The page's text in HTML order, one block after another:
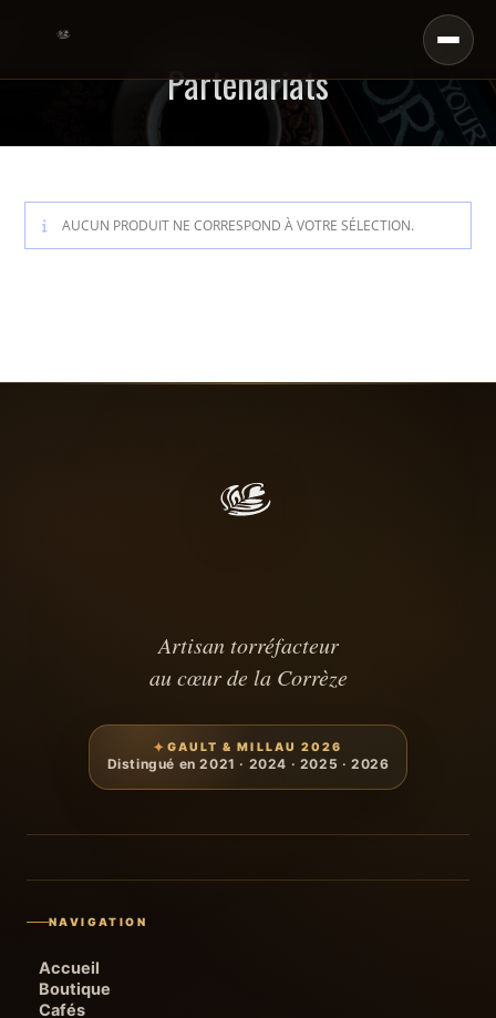
Partenariats
AUCUN PRODUIT NE CORRESPOND À VOTRE SÉLECTION.
Artisan torréfacteur
au cœur de la Corrèze
GAULT & MILLAU 2026
Distingué en 2021 · 2024 · 2025 · 2026
NAVIGATION
Accueil
Boutique
Cafés